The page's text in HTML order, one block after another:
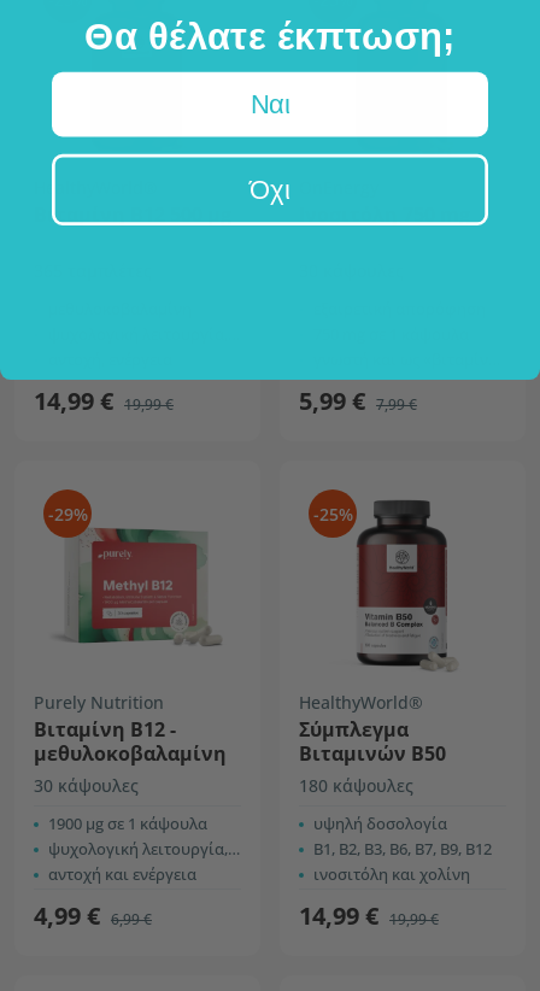
Βιταμίνη B12 500 µg
14,99 € 19,99 € 5,99 € 7,99 €
-29%
Purely Nutrition
Βιταμίνη Β12 -
μεθυλοκοβαλαμίνη
30 κάψουλες
1900 µg σε 1 κάψουλα
ψυχολογική λειτουργία, νευρικό σύστημα
αντοχή και ενέργεια
4,99 € 6,99 €
-25%
HealthyWorld®
Σύμπλεγμα
Βιταμινών Β50
180 κάψουλες
υψηλή δοσολογία
B1, B2, B3, B6, B7, B9, B12
ινοσιτόλη και χολίνη
14,99 € 19,99 €
Θα θέλατε έκπτωση;
Ναι
Όχι